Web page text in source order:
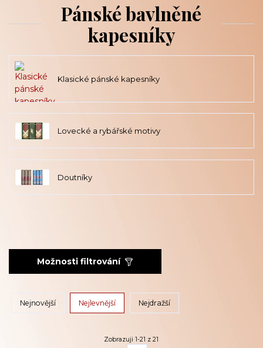
Pánské bavlněné
kapesníky
Klasické pánské kapesníky
Lovecké a rybářské motivy
Doutníky
Možnosti filtrování
Nejnovější Nejlevnější Nejdražší
Zobrazuji 1-21 z 21